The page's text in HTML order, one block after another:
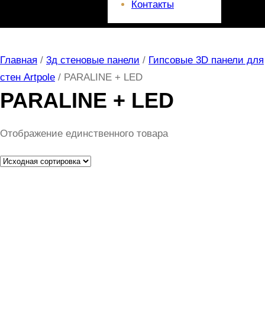
Контакты
Главная / 3д стеновые панели / Гипсовые 3D панели для
стен Artpole / PARALINE + LED
PARALINE + LED
Отображение единственного товара